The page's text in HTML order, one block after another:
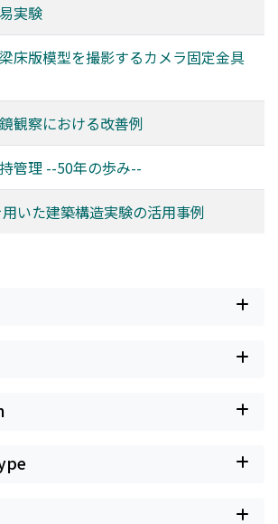
実験
床版模型を撮影するカメラ固定金具
観察における改善例
管理 --50年の歩み--
いた建築構造実験の活用事例